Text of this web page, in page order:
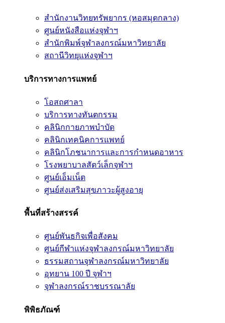
สำนักงานวิทยทรัพยากร (หอสมุดกลาง)
ศูนย์หนังสือแห่งจุฬาฯ
สำนักพิมพ์จุฬาลงกรณ์มหาวิทยาลัย
สถานีวิทยุแห่งจุฬาฯ
บริการทางการแพทย์
โอสถศาลา
บริการทางทันตกรรม
คลินิกกายภาพบำบัด
คลินิกเทคนิคการแพทย์
คลินิกโภชนาการและการกำหนดอาหาร
โรงพยาบาลสัตว์เล็กจุฬาฯ
ศูนย์เอ็มเน็ต
ศูนย์ส่งเสริมสุขภาวะผู้สูงอายุ
พื้นที่สร้างสรรค์
ศูนย์พันธกิจเพื่อสังคม
ศูนย์กีฬาแห่งจุฬาลงกรณ์มหาวิทยาลัย
ธรรมสถานจุฬาลงกรณ์มหาวิทยาลัย
อุทยาน 100 ปี จุฬาฯ
จุฬาลงกรณ์ราชบรรณาลัย
พิพิธภัณฑ์